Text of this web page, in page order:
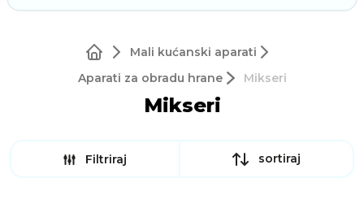
Mali kućanski aparati
Aparati za obradu hrane
Mikseri
Mikseri
Filtriraj sortiraj